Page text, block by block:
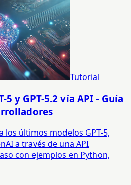
Tutorial
5 y GPT-5.2 vía API - Guía
los últimos modelos GPT-5,
a través de una API
con ejemplos en Python,